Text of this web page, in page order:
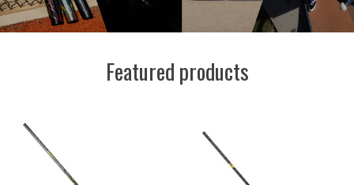
Featured products